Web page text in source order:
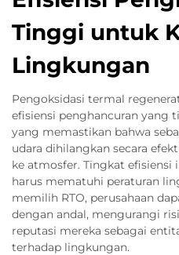
Tinggi untuk
Lingkungan
Pengoksidasi termal
efisiensi penghancuran yang
yang memastikan bahwa
udara dihilangkan secara
ke atmosfer. Tingkat
harus mematuhi peraturan
memilih RTO, perusahaan
dengan andal, mengurangi
reputasi mereka sebagai
terhadap lingkungan.